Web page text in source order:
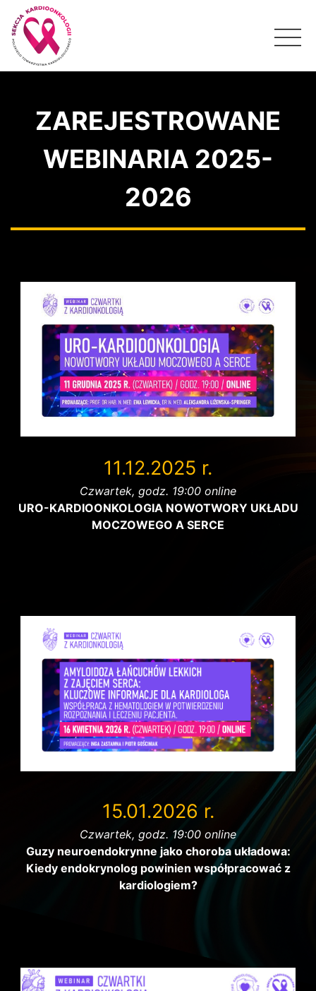
ZAREJESTROWANE
WEBINARIA 2025-
2026
11.12.2025 r.
Czwartek, godz. 19:00 online
URO-KARDIOONKOLOGIA NOWOTWORY UKŁADU
MOCZOWEGO A SERCE
15.01.2026 r.
Czwartek, godz. 19:00 online
Guzy neuroendokrynne jako choroba układowa:
Kiedy endokrynolog powinien współpracować z
kardiologiem?